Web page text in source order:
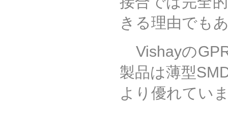
きる理由でも
Vishayの
製品は薄型
より優れてい